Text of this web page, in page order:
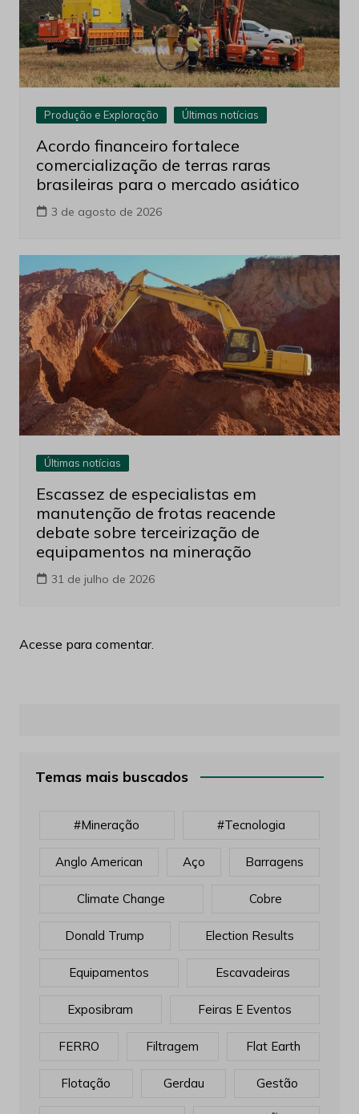
Produção e Exploração Últimas notícias
Acordo financeiro fortalece
comercialização de terras raras
brasileiras para o mercado asiático
3 de agosto de 2026
Últimas notícias
Escassez de especialistas em
manutenção de frotas reacende
debate sobre terceirização de
equipamentos na mineração
31 de julho de 2026
Acesse para comentar.
Temas mais buscados
#mineração #tecnologia
Anglo American Aço Barragens
Climate Change Cobre
Donald Trump Election Results
Equipamentos Escavadeiras
Exposibram Feiras E Eventos
FERRO Filtragem Flat Earth
Flotação Gerdau Gestão